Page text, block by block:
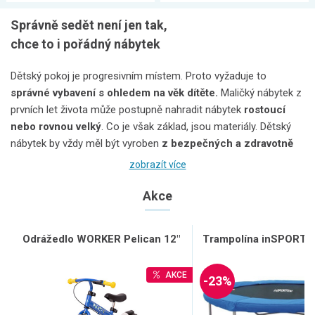
Správně sedět není jen tak,
chce to i pořádný nábytek
Dětský pokoj je progresivním místem. Proto vyžaduje to
správné vybavení s ohledem na věk dítěte. Maličký nábytek z
prvních let života může postupně nahradit nábytek rostoucí
nebo rovnou velký. Co je však základ, jsou materiály. Dětský
nábytek by vždy měl být vyroben z bezpečných a zdravotně
Už pro váš klid. Díky takovému
V žádném dětském pokoji nesmí chybět kvalitní postel a časem
ani místo, kde se dítě učí, kreslí si a hraje si. Řeč je o (psacím)
stole a pohodlné židli. Pro nejmenší, kteří už sedí a chtějí dělat
předškoláky a především školáky už přichází na řadu stoly a
židle, které se nejlépe dají výškově nastavit, aby dětem vždy
podporovaly jejich správné sezení.Třeba u židlí
zobrazít více
Akce
Odrážedlo WORKER Pelican 12"
AKCE
Trampolína
-23%